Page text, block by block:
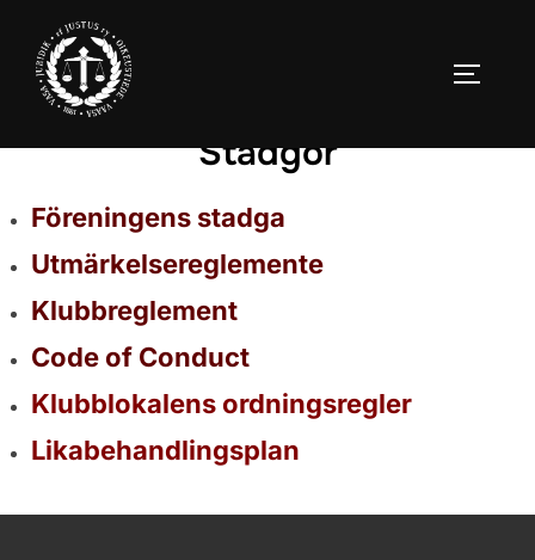
Stadgor
Föreningens stadga
Utmärkelsereglemente
Klubbreglement
Code of Conduct
Klubblokalens ordningsregler
Likabehandlingsplan